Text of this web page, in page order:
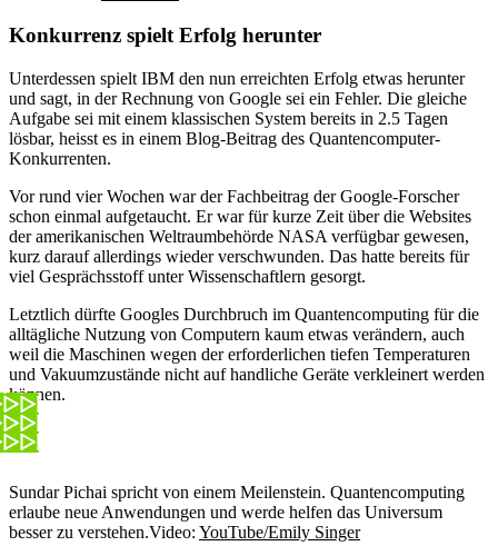
Konkurrenz spielt Erfolg herunter
Unterdessen spielt IBM den nun erreichten Erfolg etwas herunter
und sagt, in der Rechnung von Google sei ein Fehler. Die gleiche
Aufgabe sei mit einem klassischen System bereits in 2.5 Tagen
lösbar, heisst es in einem Blog-Beitrag des Quantencomputer-
Konkurrenten.
Vor rund vier Wochen war der Fachbeitrag der Google-Forscher
schon einmal aufgetaucht. Er war für kurze Zeit über die Websites
der amerikanischen Weltraumbehörde NASA verfügbar gewesen,
kurz darauf allerdings wieder verschwunden. Das hatte bereits für
viel Gesprächsstoff unter Wissenschaftlern gesorgt.
Letztlich dürfte Googles Durchbruch im Quantencomputing für die
alltägliche Nutzung von Computern kaum etwas verändern, auch
weil die Maschinen wegen der erforderlichen tiefen Temperaturen
und Vakuumzustände nicht auf handliche Geräte verkleinert werden
können.
Sundar Pichai spricht von einem Meilenstein. Quantencomputing
erlaube neue Anwendungen und werde helfen das Universum
besser zu verstehen.Video: YouTube/Emily Singer